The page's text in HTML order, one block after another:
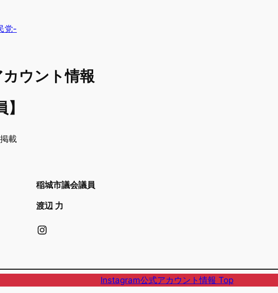
党-
ウント情報
載
稲城市議会議員
渡辺 力
Instagram
Instagram公式アカウント情報 Top